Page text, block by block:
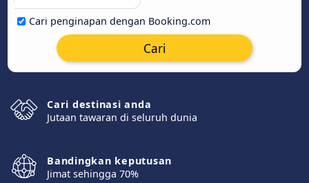
Cari penginapan dengan Booking.com
Cari
Cari destinasi anda
Jutaan tawaran di seluruh dunia
Bandingkan keputusan
Jimat sehingga 70%